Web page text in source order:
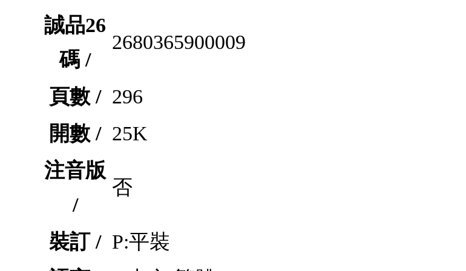
誠品26
碼 /
2680365900009
頁數 / 296
開數 / 25K
注音版
/
否
裝訂 / P:平裝